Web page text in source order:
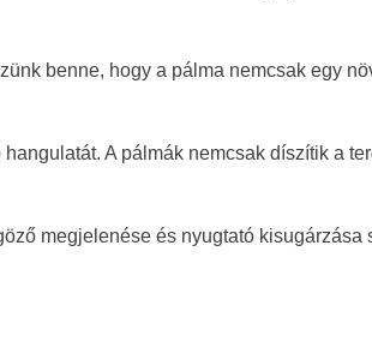
benne, hogy a pálma nemcsak egy
A pálmák nemcsak díszítik a
megjelenése és nyugtató kisugárzása